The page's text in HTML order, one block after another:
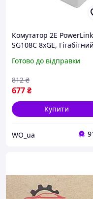
Комутатор 2E PowerLink
SG108C 8xGE,
Готово до відправки
677₴
812 ₴
Купити
WO_ua